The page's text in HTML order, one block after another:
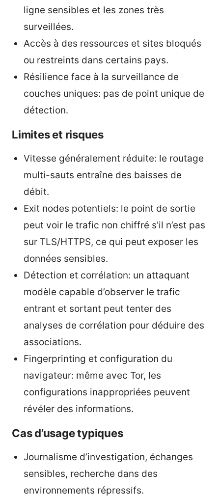
ligne sensibles et les zones très
surveillées.
Accès à des ressources et sites bloqués
ou restreints dans certains pays.
Résilience face à la surveillance de
couches uniques: pas de point unique de
détection.
Limites et risques
Vitesse généralement réduite: le routage
multi-sauts entraîne des baisses de
débit.
Exit nodes potentiels: le point de sortie
peut voir le trafic non chiffré s’il n’est pas
sur TLS/HTTPS, ce qui peut exposer les
données sensibles.
Détection et corrélation: un attaquant
modèle capable d’observer le trafic
entrant et sortant peut tenter des
analyses de corrélation pour déduire des
associations.
Fingerprinting et configuration du
navigateur: même avec Tor, les
configurations inappropriées peuvent
révéler des informations.
Cas d’usage typiques
Journalisme d’investigation, échanges
sensibles, recherche dans des
environnements répressifs.